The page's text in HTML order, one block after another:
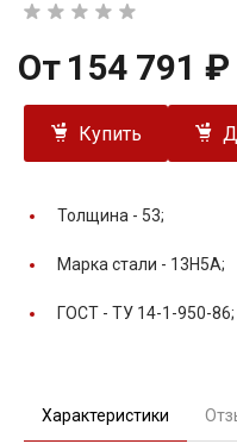
От 154 791 ₽
Купить
Толщина - 53;
Марка стали - 13Н5А;
ГОСТ - ТУ 14-1-950-86;
Характеристики